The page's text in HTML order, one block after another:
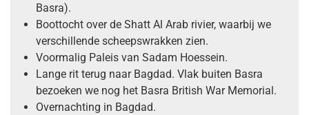
Basra).
Boottocht over de Shatt Al Arab rivier, waarbij we
verschillende scheepswrakken zien.
Voormalig Paleis van Sadam Hoessein.
Lange rit terug naar Bagdad. Vlak buiten Basra
bezoeken we nog het Basra British War Memorial.
Overnachting in Bagdad.